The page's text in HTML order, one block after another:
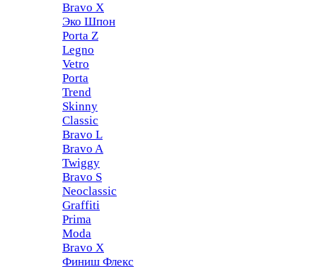
Bravo X
Эко Шпон
Porta Z
Legno
Vetro
Porta
Trend
Skinny
Classic
Bravo L
Bravo A
Twiggy
Bravo S
Neoclassic
Graffiti
Prima
Moda
Bravo X
Финиш Флекс